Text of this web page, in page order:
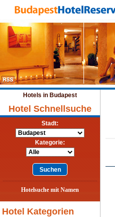
Hotels in Budapest
Hotel Schnellsuche
Stadt:
Kategorie:
Hotelsuche mit Namen
Hotel Kategorien